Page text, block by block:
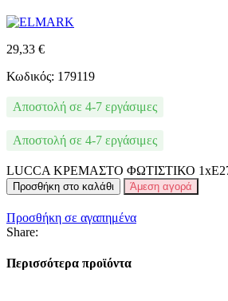
29,33 €
Κωδικός: 179119
Αποστολή σε 4-7 εργάσιμες
Αποστολή σε 4-7 εργάσιμες
LUCCA ΚΡΕΜΑΣΤΟ ΦΩΤΙΣΤΙΚΟ
Προσθήκη στο καλάθι Άμεση αγορά
Προσθήκη σε αγαπημένα
Share:
Περισσότερα προϊόντα